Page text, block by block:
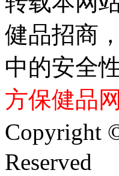
健品招商
中的安全
方保健品
Copyright
Reserved